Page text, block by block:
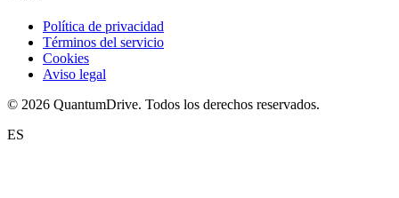
Política de privacidad
Términos del servicio
Cookies
Aviso legal
© 2026 QuantumDrive. Todos los derechos reservados.
ES